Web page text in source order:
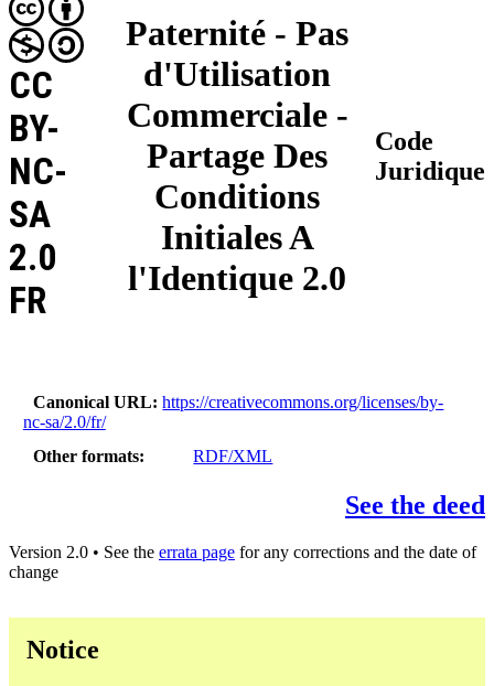
Paternité - Pas
d'Utilisation
Commerciale -
Partage Des
Conditions
Initiales A
l'Identique 2.0
CC
BY-
NC-
SA
2.0
FR
Code
Juridique
Canonical URL
https://creativecommons.org/licenses/by-
nc-sa/2.0/fr/
Other formats
RDF/XML
See the deed
Version 2.0 • See the errata page for any corrections and the date of
change
Notice